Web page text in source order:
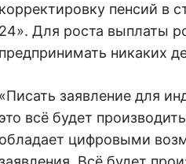
корректировку пенсий в
24». Для роста выплаты
предпринимать никаких
«Писать заявление для
это всё будет
обладает цифровыми